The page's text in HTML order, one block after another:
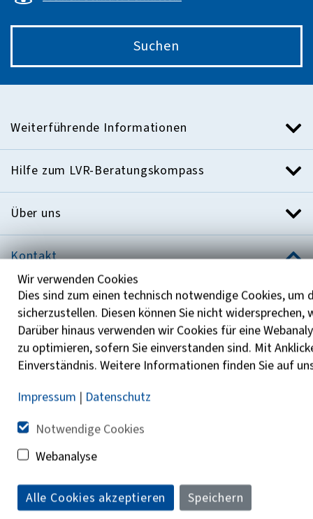
Suchen
Weiterführende Informationen
Hilfe zum LVR-Beratungskompass
Über uns
Kontakt
Haben Sie Fragen?
+ 49 221 809-0
post@lvr.de
© 2026 Landschaftsverband Rheinland (LVR)
Impressum Datenschutz
Wir verwenden Cookies
Dies sind zum einen technisch notwendige Cookies,
sicherzustellen. Diesen können Sie nicht widersprechen,
Darüber hinaus verwenden wir Cookies für eine
zu optimieren, sofern Sie einverstanden sind. Mit
Einverständnis. Weitere Informationen finden Sie auf
Impressum | Datenschutz
Notwendige Cookies
Webanalyse
Alle Cookies akzeptieren Speichern